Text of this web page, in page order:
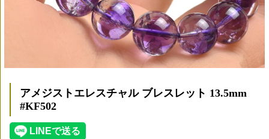
アメジストエレスチャル ブレスレット 13.5mm
#KF502